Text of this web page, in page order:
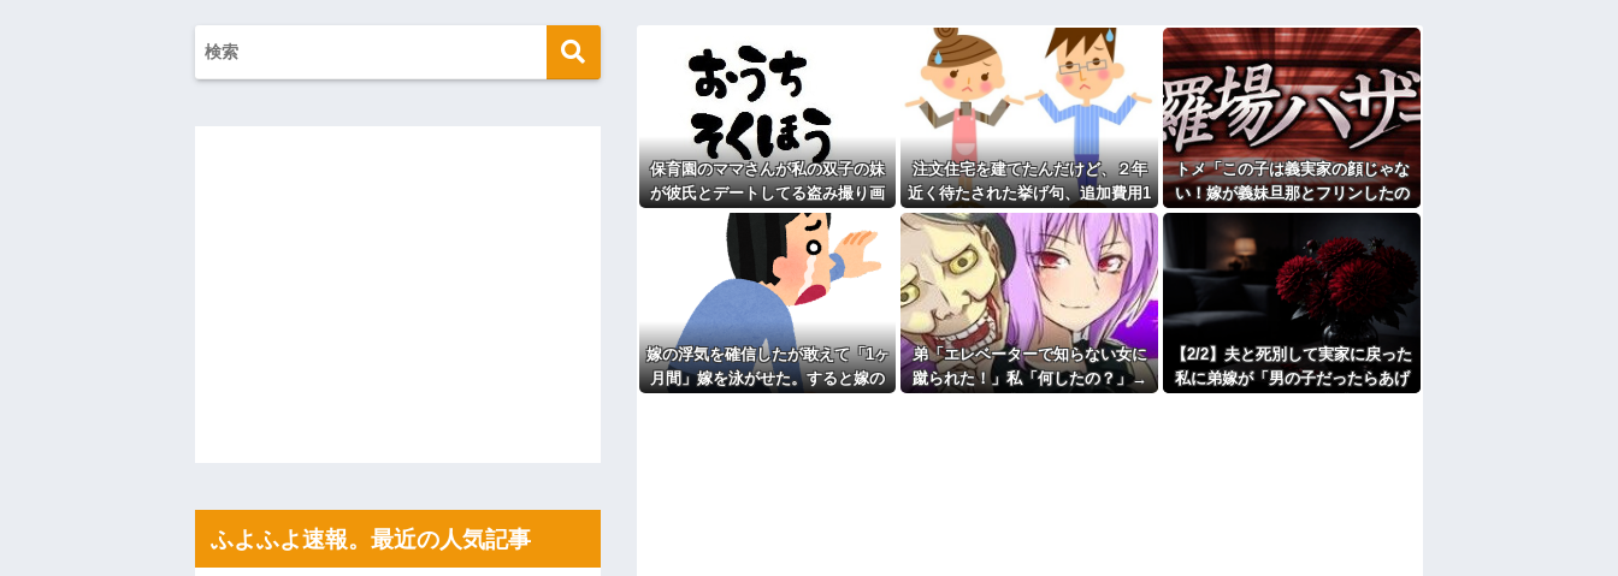
従妹が現行犯逮捕された。従妹はYouTubeの企画をマネをして「別れさせご
っこ」をしており...
姉「下着に違和感がある！イタズラしたでしょ！？」俺「してないよ」←姉
が寝ている間にイタズラしたと勘違いされているのだが・・・
【画像】お前らこの超美人容疑者が、整形か否か判定して！！→画像がこち
【画像】俺たちの姫、佳子さまのお気に入りのドレスがこちらです←コレは
【画像】チー牛が好きなコンテンツ一覧wwwwwwwwwww
三児のパパ『父さんな、動画編集で食っていこうと思うんだ』→結果
【画像】令和最新版の宇垣美里さん←こう言うのでいいんだよが目一杯詰ま
【人工障がい者】 甥(28)「両親が亡くなったんで僕のこと引き取ってほしい
んですけど！」なんでいい年したヒキニートを引き取らなきゃいけないんだ...
ハードオフに売っていた4万4000円のフィギュアがヤバすぎるｗｗｗｗｗｗ
私「ちょっと、人の家の金庫触らないでよ！」キチママ『そこに金庫があっ
たから、開けてみようとしただけ☆』義兄「泥は出てけ！二度と来るな！」結
【ネット騒然】惨殺されたタワマン頂き女子のこの動画、すげえええええｗ
息子嫁の歓迎もかねて奮発して特上寿司を注文→私達のお寿司と、息子嫁の
お寿司の箱の中身が明らかに違う。息子「嫁いびりか！ふざけるな！」私（確
かに特上4人前頼んだのに何故？）
100均のレジで「白ありませんか？」と質問し、列をストップさせてニヤニ
ヤする迷惑サラリーマン！並んでいる客の苛立ちを楽しむ底意地の悪さに激怒
飲酒強要・スーパーで盗み・反社自慢の毒叔母一家。法事でも虚偽の金銭要
求と暴力で脅されトラウマに…祖母の死をきっかけに恐怖の親戚と「永久絶
縁」を決意←自分の身の安全を最優先にして大正解
ジャンポケ斉藤「同意があったんです。本当です。信じて下さい」 ←何で
この主張が通らないの？
盆正月に夫の実家に長時間滞在しなきゃいけないのが苦痛。私「貴方は私の
実家を早々に退散する。私もそうしていいはず」夫「それは男だから許される
こと。女は許されない」
同窓会で実験、「俺が青年実業家だったら女の子はどういう反応をするか」
【切実】夫に無理と言われた私の7年の無視生活、その理由がコレｗｗｗ
44歳無職です。精神科に通院中で生活保護を受けてます。妻に酷いことばか
りしたので離婚されそうです。「働くから」「心を入れ替えるから」と言って
も信じてもらえません。助けて
保育園のママさんが私の双子の妹
が彼氏とデートしてる盗み撮り画
像を見せて「あとはわかるよね？
とりあえず5万を家に持ってきて」
と脅してきた
注文住宅を建てたんだけど、２年
近く待たされた挙げ句、追加費用1
400万請求された。流石におかしい
よね？
トメ「この子は義実家の顔じゃな
い！嫁が義妹旦那とフリンしたの
よ！」私「DNA鑑定します？」義
妹旦那「もちろんです」→結果…
嫁の浮気を確信したが敢えて「1ヶ
月間」嫁を泳がせた。すると嫁の
弟「エレベーターで知らない女に
蹴られた！」私「何したの？」→
【2/2】夫と死別して実家に戻った
私に弟嫁が「男の子だったらあげ
ふよふよ速報。最近の人気記事